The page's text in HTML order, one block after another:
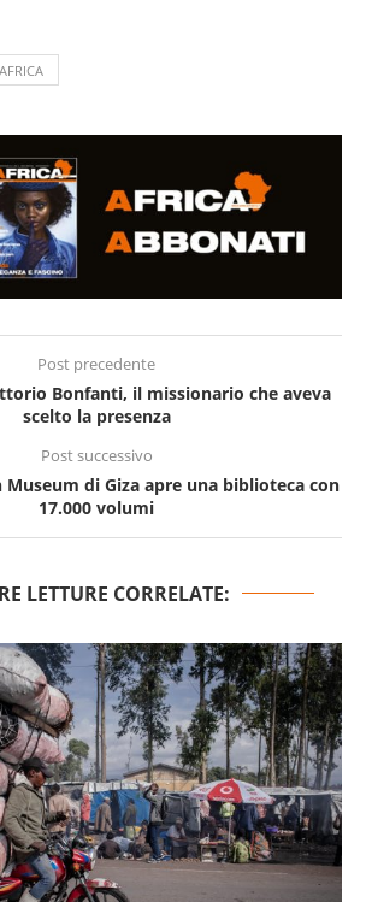
Post precedente
Bonfanti, il missionario che aveva
scelto la presenza
Post successivo
Museum di Giza apre una biblioteca con
17.000 volumi
LETTURE CORRELATE: